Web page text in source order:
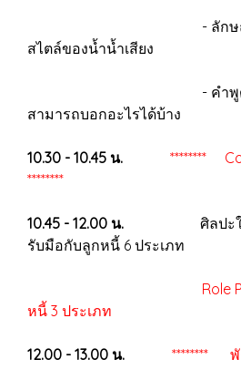
- ลักษณะของเ
สไตล์ของน้ำน้ำเสียง
- คำพูด ,น้ำสียง
สามารถบอกอะไรได้บ้าง
10.30 - 10.45 น.
********
********
10.45 - 12.00 น. ศิลปะในกา
รับมือกับลูกหนี้ 6 ประเภท
Role
หนี้ 3 ประเภท
12.00 - 13.00 น. ******** พั